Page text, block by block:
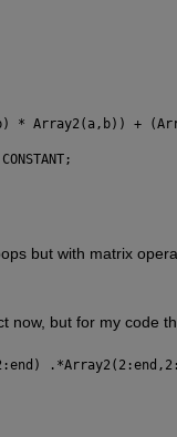
* Array2(a,b)) +
but with matrix
now, but for my code